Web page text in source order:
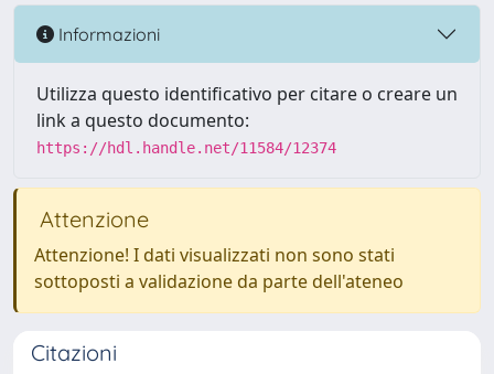
Informazioni
Utilizza questo identificativo per citare o creare un
link a questo documento:
https://hdl.handle.net/11584/12374
Attenzione
Attenzione! I dati visualizzati non sono stati
sottoposti a validazione da parte dell'ateneo
Citazioni